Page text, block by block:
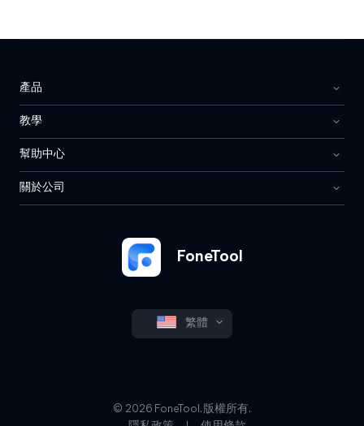
FoneTool
繁體
產品
教學
幫助中心
關於公司
© 2026 FoneTool. 版權所有.